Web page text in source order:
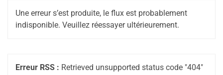
Une erreur s’est produite, le flux est probablement
indisponible. Veuillez réessayer ultérieurement.
Erreur RSS : Retrieved unsupported status code "404"